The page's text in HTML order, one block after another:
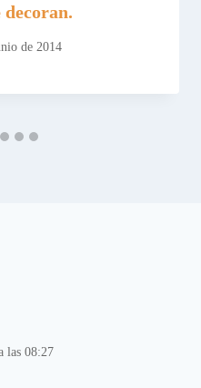
decoran.
de 2014
las 08:27